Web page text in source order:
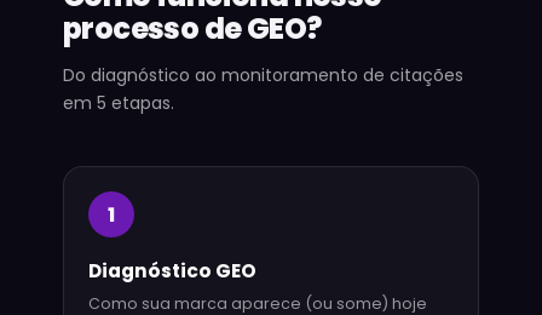
processo de GEO?
Do diagnóstico ao monitoramento de citações
em 5 etapas.
1
Diagnóstico GEO
Como sua marca aparece (ou some) hoje